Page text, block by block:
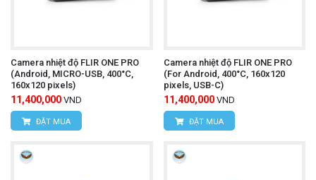
Văn phòng giao dịch:Số nhà 20D, ngõ 16/28
Đỗ Xuân Hợp, Phường Mỹ Đình 1, Quận Nam
Từ Liêm, TP Hà Nội
vantien2307@gmail.com
Camera nhiệt độ FLIR ONE PRO
(Android, MICRO-USB, 400°C,
160x120 pixels)
11,400,000 VND
ĐẶT MUA
Camera nhiệt độ FLIR ONE PRO
(For Android, 400°C, 160x120
pixels, USB-C)
11,400,000 VND
ĐẶT MUA